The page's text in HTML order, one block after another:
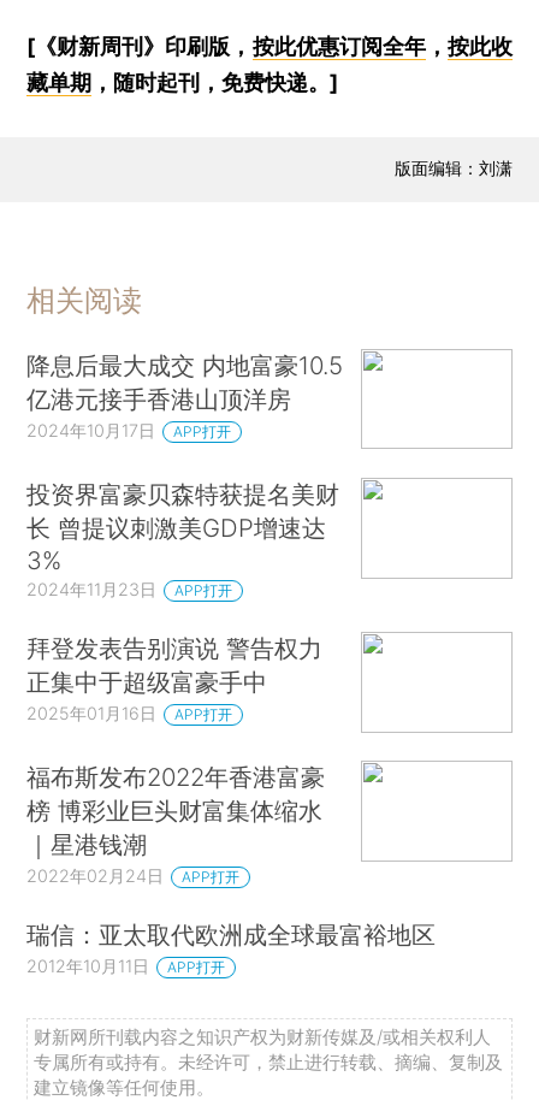
[《财新周刊》印刷版， 按此优惠订阅全年， 按此收
藏单期 ，随时起刊，免费快递。]
版面编辑：刘潇
相关阅读
降息后最大成交 内地富豪10.5
亿港元接手香港山顶洋房
2024年10月17日 APP打开
投资界富豪贝森特获提名美财
长 曾提议刺激美GDP增速达
3%
2024年11月23日 APP打开
拜登发表告别演说 警告权力
正集中于超级富豪手中
2025年01月16日 APP打开
福布斯发布2022年香港富豪
榜 博彩业巨头财富集体缩水
｜星港钱潮
2022年02月24日 APP打开
瑞信：亚太取代欧洲成全球最富裕地区
2012年10月11日 APP打开
财新网所刊载内容之知识产权为财新传媒及/或相关权利人
专属所有或持有。未经许可，禁止进行转载、摘编、复制及
建立镜像等任何使用。